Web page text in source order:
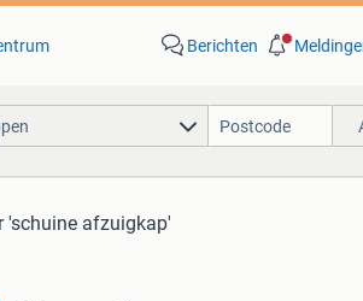
Berichten
'schuine afzuigkap'